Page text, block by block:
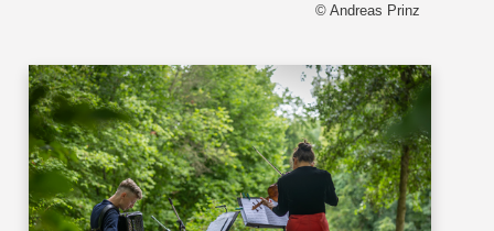
© Andreas Prinz